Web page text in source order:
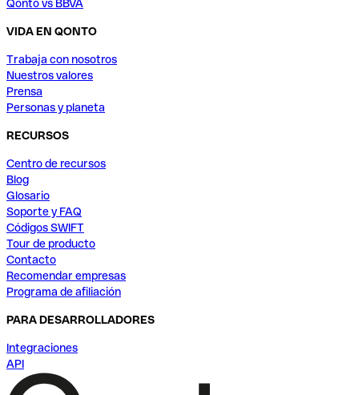
Qonto vs BBVA
VIDA EN QONTO
Trabaja con nosotros
Nuestros valores
Prensa
Personas y planeta
RECURSOS
Centro de recursos
Blog
Glosario
Soporte y FAQ
Códigos SWIFT
Tour de producto
Contacto
Recomendar empresas
Programa de afiliación
PARA DESARROLLADORES
Integraciones
API